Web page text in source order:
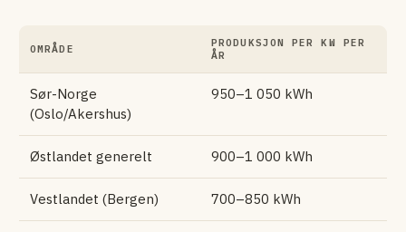
OMRÅDE
PRODUKSJON PER KW PER
ÅR
Sør-Norge
(Oslo/Akershus)
950–1 050 kWh
Østlandet generelt 900–1 000 kWh
Vestlandet (Bergen) 700–850 kWh